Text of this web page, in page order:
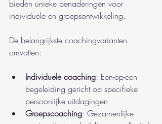
bieden unieke benaderingen voor
individuele en groepsontwikkeling.
De belangrijkste coachingvarianten
omvatten:
Individuele coaching: Een-op-een
begeleiding gericht op specifieke
persoonlijke uitdagingen
Groepscoaching: Gezamenlijke